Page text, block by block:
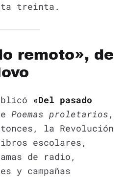
treinta.
remoto», de
«Del pasado
Poemas proletarios ,
la Revolución
escolares,
de radio,
y campañas